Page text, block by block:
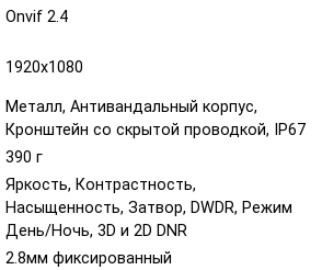
Onvif 2.4
1920х1080
Металл, Антивандальный корпус,
Кронштейн со скрытой проводкой, IP67
390 г
Яркость, Контрастность,
Насыщенность, Затвор, DWDR, Режим
День/Ночь, 3D и 2D DNR
2.8мм фиксированный